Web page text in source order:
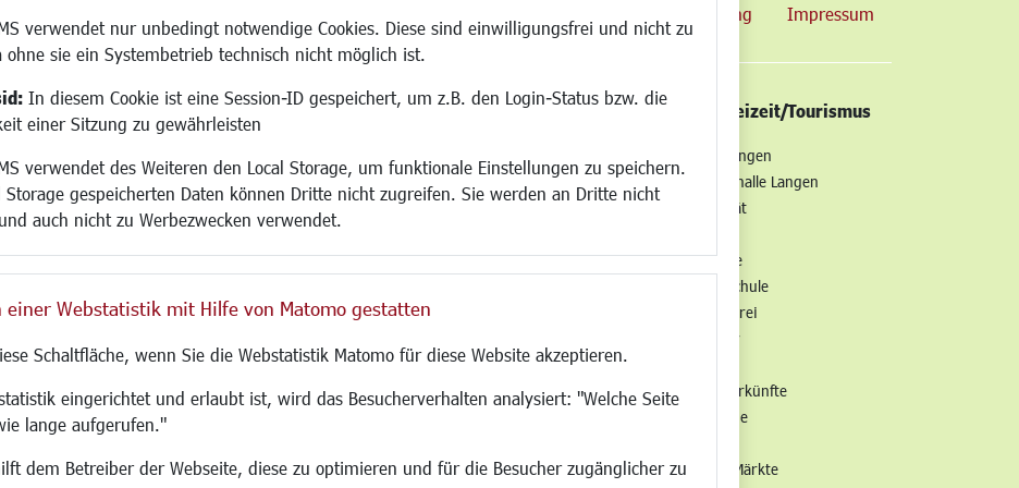
verwendet nur unbedingt notwendige Cookies. Diese sind einwilligungsfrei und nicht zu
ohne sie ein Systembetrieb technisch nicht möglich ist.
In diesem Cookie ist eine Session-ID gespeichert, um z.B. den Login-Status bzw. die
einer Sitzung zu gewährleisten
verwendet des Weiteren den Local Storage, um funktionale Einstellungen zu speichern.
Storage gespeicherten Daten können Dritte nicht zugreifen. Sie werden an Dritte nicht
auch nicht zu Werbezwecken verwendet.
einer Webstatistik mit Hilfe von Matomo gestatten
Schaltfläche, wenn Sie die Webstatistik Matomo für diese Website akzeptieren.
eingerichtet und erlaubt ist, wird das Besucherverhalten analysiert: "Welche Seite
lange aufgerufen."
dem Betreiber der Webseite, diese zu optimieren und für die Besucher zugänglicher zu
Datenschutzerklärung Impressum
Stadtentwicklung
und Immobilien
Gastronomie
Familie/Soziales
Senioren/Haltestelle
Schule
Demokratie leben
Ukrainehilfe
Bauen/Umwelt/Mobilität
Aktuelle Baustellen
CINDY S
Kultur/Freizeit/Tourismus
Veranstaltungen
Neue Stadthalle Langen
Stadtporträt
Musikschule
Volkshochschule
Stadtbücherei
Stadtarchiv
Hotels/Unterkünfte
Gastronomie
Feste und Märkte